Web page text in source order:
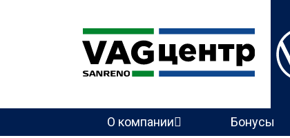
Основная
навигация
О компании Бонусы